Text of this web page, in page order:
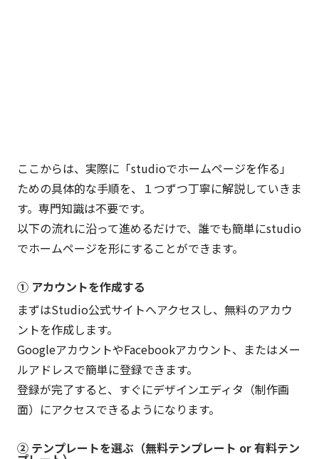
ここからは、実際に「studioでホームページを作る」
ための具体的な手順を、１つずつ丁寧に解説していきま
す。専門知識は不要です。
以下の流れに沿って進めるだけで、誰でも簡単にstudio
でホームページを形にすることができます。
① アカウントを作成する
まずはStudio公式サイトへアクセスし、無料のアカウ
ントを作成します。
GoogleアカウントやFacebookアカウント、またはメー
ルアドレスで簡単に登録できます。
登録が完了すると、すぐにデザインエディタ（制作画
面）にアクセスできるようになります。
② テンプレートを選ぶ（無料テンプレート or 有料テン